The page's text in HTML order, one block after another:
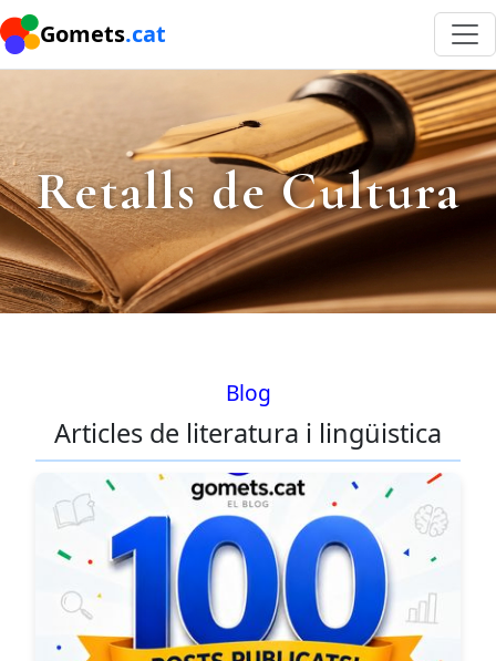
Gomets.cat
Retalls de Cultura
Blog
Articles de literatura i lingüistica